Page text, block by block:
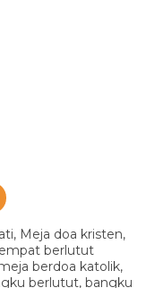
Meja doa kristen,
berlutut
berdoa katolik,
berlutut, bangku